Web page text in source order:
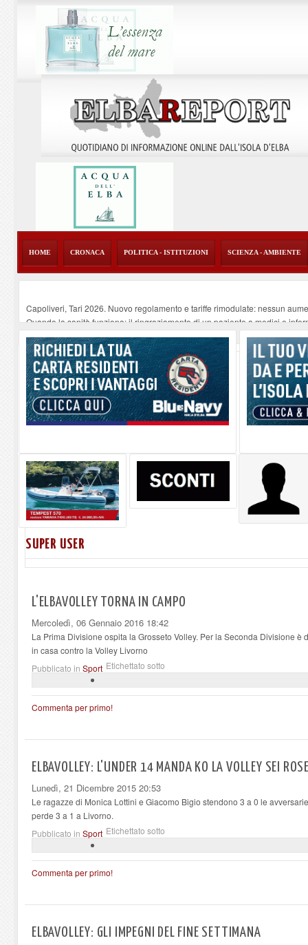
HOME CRONACA POLITICA - ISTITUZIONI SCIENZA - AMBIENTE
Capoliveri, Tari 2026. Nuovo regolamento e tariffe rimodulate: nessun
Quando la sanità funziona: il ringraziamento di un paziente a medici e
“Un paese, una storia”, Capoliveri racconta Capoliveri-
10-08-2026
Tutto esaurito a Marciana per Eros degli Elba Music Awards
10-08-2026
A Sciambere - La cartolina di Francesco Guccini- 10-08-2026
SUPER USER
L'ELBAVOLLEY TORNA IN CAMPO
Mercoledì, 06 Gennaio 2016 18:42
La Prima Divisione ospita la Grosseto Volley. Per la Seconda Divisione è
in casa contro la Volley Livorno
Pubblicato in Sport Etichettato sotto
Commenta per primo!
ELBAVOLLEY: L'UNDER 14 MANDA KO LA VOLLEY SEI
Lunedì, 21 Dicembre 2015 20:53
Le ragazze di Monica Lottini e Giacomo Bigio stendono 3 a 0 le
perde 3 a 1 a Livorno.
Pubblicato in Sport Etichettato sotto
Commenta per primo!
ELBAVOLLEY: GLI IMPEGNI DEL FINE SETTIMANA